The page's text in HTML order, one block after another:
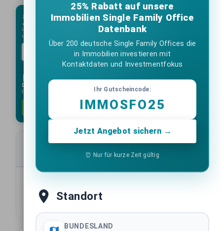
Jeden Montag: Die wichtigsten Immobilien-Deals der Woche direkt
in Ihr Postfach mit unserem Newsletter. Kein Spam, unverbindlich
und immer kostenlos.
Kostenlos abonnieren
Deal-Datenbank:
Immobilientransaktionen als Excel-Liste.
1033 Einträge anfordern
25% Rabatt auf unsere
Immobilien Single Family Office
Datenbank
Über 200 deutsche Single Family Offices die
in Immobilien investieren mit
Kontaktdaten und Investmentfokus
Ihr Gutscheincode:
IMMOSFO25
Jetzt Angebot sichern →
⏰ Nur für kurze Zeit gültig
Standort
BUNDESLAND